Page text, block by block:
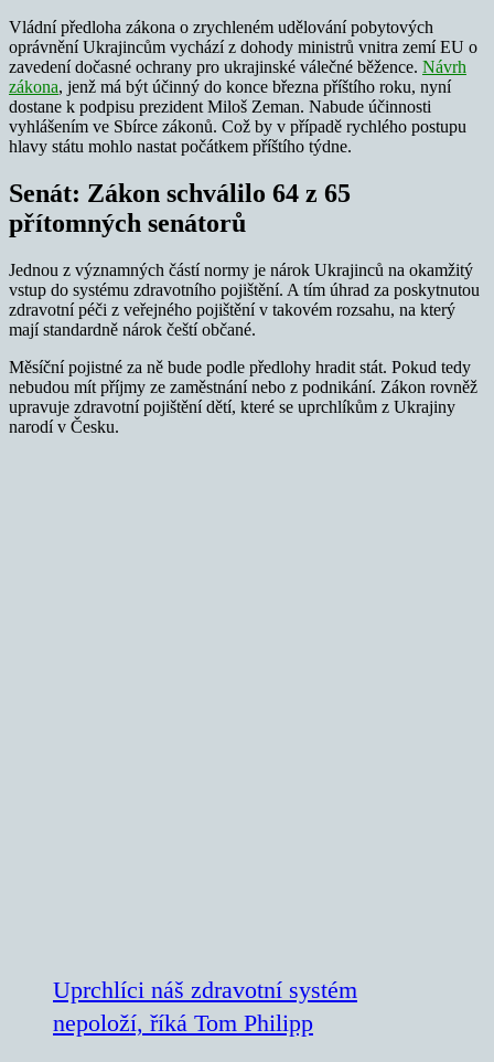
Vládní předloha zákona o zrychleném udělování pobytových
oprávnění Ukrajincům vychází z dohody ministrů vnitra zemí EU o
zavedení dočasné ochrany pro ukrajinské válečné běžence. Návrh
zákona, jenž má být účinný do konce března příštího roku, nyní
dostane k podpisu prezident Miloš Zeman. Nabude účinnosti
vyhlášením ve Sbírce zákonů. Což by v případě rychlého postupu
hlavy státu mohlo nastat počátkem příštího týdne.
Senát: Zákon schválilo 64 z 65
přítomných senátorů
Jednou z významných částí normy je nárok Ukrajinců na okamžitý
vstup do systému zdravotního pojištění. A tím úhrad za poskytnutou
zdravotní péči z veřejného pojištění v takovém rozsahu, na který
mají standardně nárok čeští občané.
Měsíční pojistné za ně bude podle předlohy hradit stát. Pokud tedy
nebudou mít příjmy ze zaměstnání nebo z podnikání. Zákon rovněž
upravuje zdravotní pojištění dětí, které se uprchlíkům z Ukrajiny
narodí v Česku.
Uprchlíci náš zdravotní systém
nepoloží, říká Tom Philipp